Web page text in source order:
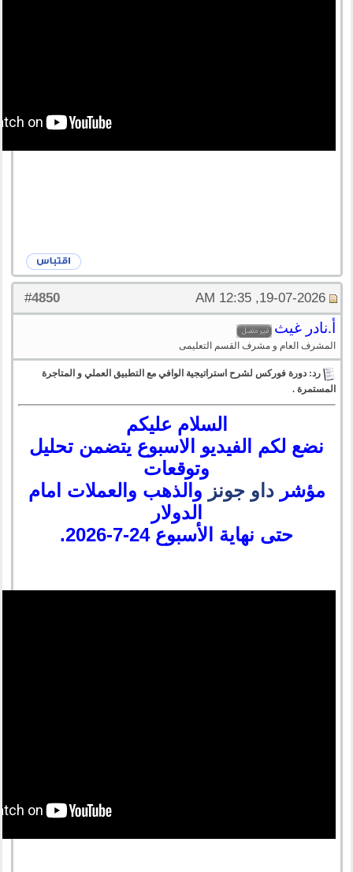
#
4850 19-07-2026, 12:35 AM
أ.نادر غيث
المشرف العام و مشرف القسم التعليمى
رد: دورة فوركس لشرح استراتيجية الوافي مع التطبيق العملي و المتاجرة
المستمرة .
السلام عليكم
نضع لكم الفيديو الاسبوع يتضمن تحليل
وتوقعات
مؤشرداو جونز والذهب والعملات امام
الدولار
حتى نهاية الأسبوع 24-7-2026.